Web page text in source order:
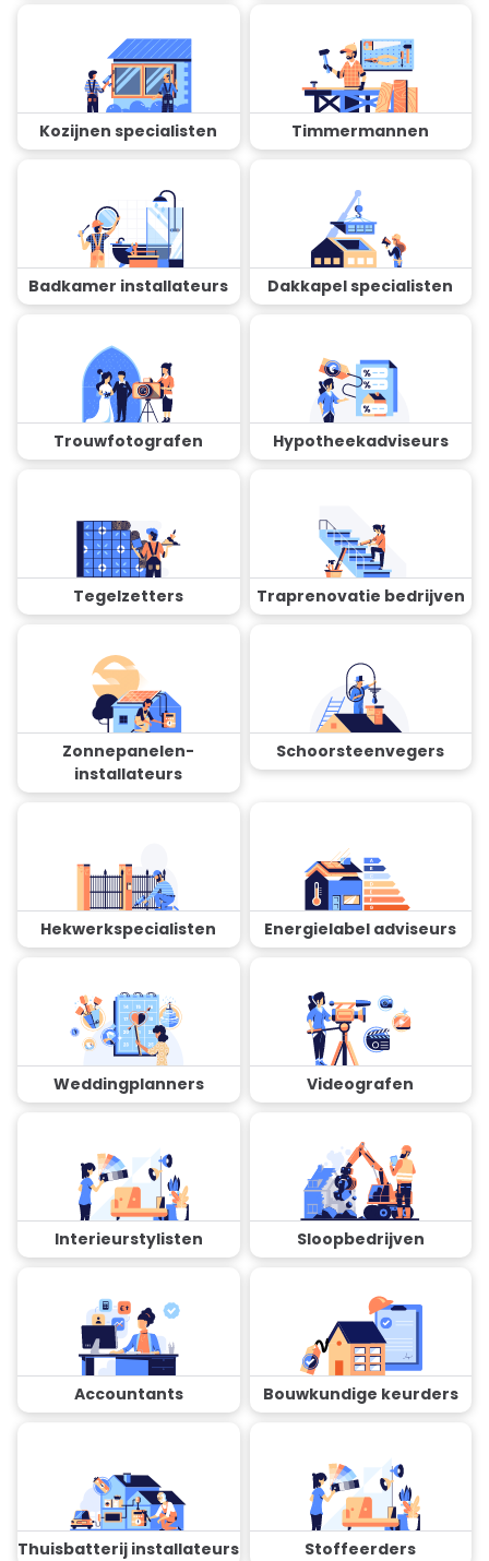
Kozijnen specialisten Timmermannen
Badkamer installateurs Dakkapel specialisten
Trouwfotografen Hypotheekadviseurs
Tegelzetters Traprenovatie bedrijven
Zonnepanelen-
installateurs
Schoorsteenvegers
Hekwerkspecialisten Energielabel adviseurs
Weddingplanners Videografen
Interieurstylisten Sloopbedrijven
Accountants Bouwkundige keurders
Thuisbatterij installateurs Stoffeerders